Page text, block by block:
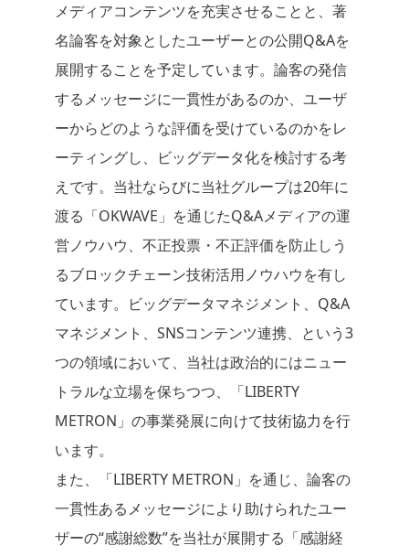
メディアコンテンツを充実させることと、著
名論客を対象としたユーザーとの公開Q&Aを
展開することを予定しています。論客の発信
するメッセージに一貫性があるのか、ユーザ
ーからどのような評価を受けているのかをレ
ーティングし、ビッグデータ化を検討する考
えです。当社ならびに当社グループは20年に
渡る「OKWAVE」を通じたQ&Aメディアの運
営ノウハウ、不正投票・不正評価を防止しう
るブロックチェーン技術活用ノウハウを有し
ています。ビッグデータマネジメント、Q&A
マネジメント、SNSコンテンツ連携、という3
つの領域において、当社は政治的にはニュー
トラルな立場を保ちつつ、「LIBERTY
METRON」の事業発展に向けて技術協力を行
います。
また、「LIBERTY METRON」を通じ、論客の
一貫性あるメッセージにより助けられたユー
ザーの“感謝総数”を当社が展開する「感謝経